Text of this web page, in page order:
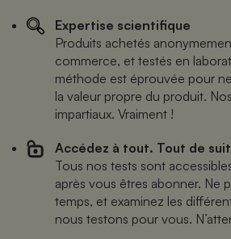
Expertise scientifique
Produits achetés
commerce, et testés en
méthode est éprouvée pour
la valeur propre du produit.
impartiaux. Vraiment !
Accédez à tout. Tout de
Tous nos tests sont
après vous êtres abonner. Ne
temps, et examinez les
nous testons pour vous.